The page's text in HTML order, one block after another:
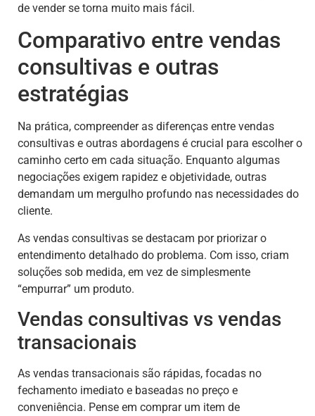
de vender se torna muito mais fácil.
Comparativo entre vendas
consultivas e outras
estratégias
Na prática, compreender as diferenças entre vendas
consultivas e outras abordagens é crucial para escolher o
caminho certo em cada situação. Enquanto algumas
negociações exigem rapidez e objetividade, outras
demandam um mergulho profundo nas necessidades do
cliente.
As vendas consultivas se destacam por priorizar o
entendimento detalhado do problema. Com isso, criam
soluções sob medida, em vez de simplesmente
“empurrar” um produto.
Vendas consultivas vs vendas
transacionais
As vendas transacionais são rápidas, focadas no
fechamento imediato e baseadas no preço e
conveniência. Pense em comprar um item de